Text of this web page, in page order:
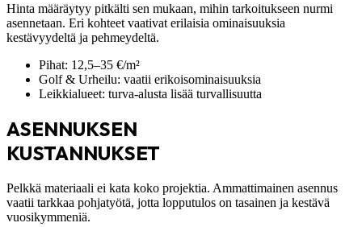
Hinta määräytyy pitkälti sen mukaan, mihin tarkoitukseen nurmi
asennetaan. Eri kohteet vaativat erilaisia ominaisuuksia
kestävyydeltä ja pehmeydeltä.
Pihat: 12,5–35 €/m²
Golf & Urheilu: vaatii erikoisominaisuuksia
Leikkialueet: turva-alusta lisää turvallisuutta
ASENNUKSEN
KUSTANNUKSET
Pelkkä materiaali ei kata koko projektia. Ammattimainen asennus
vaatii tarkkaa pohjatyötä, jotta lopputulos on tasainen ja kestävä
vuosikymmeniä.